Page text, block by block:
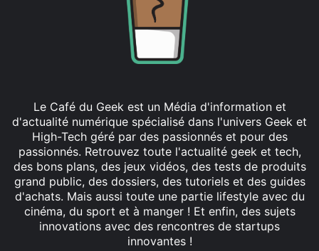
Le Café du Geek est un Média d'information et
d'actualité numérique spécialisé dans l'univers Geek et
High-Tech géré par des passionnés et pour des
passionnés. Retrouvez toute l'actualité geek et tech,
des bons plans, des jeux vidéos, des tests de produits
grand public, des dossiers, des tutoriels et des guides
d'achats. Mais aussi toute une partie lifestyle avec du
cinéma, du sport et à manger ! Et enfin, des sujets
innovations avec des rencontres de startups
innovantes !